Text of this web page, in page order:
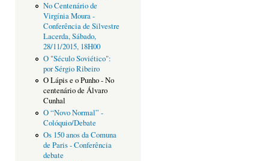
No Centenário de
Virgínia Moura -
Conferência de Silvestre
Lacerda, Sábado,
28/11/2015, 18H00
O "Século Soviético":
por Sérgio Ribeiro
O Lápis e o Punho - No
centenário de Álvaro
Cunhal
O “Novo Normal” -
Colóquio/Debate
Os 150 anos da Comuna
de Paris - Conferência
debate